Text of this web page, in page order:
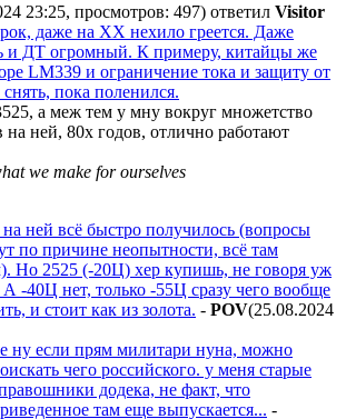
23:25, просмотров: 497) ответил Visitor
даже на ХХ нехило греется. Даже
и ДТ огромный. К примеру, китайцы же
LM339 и ограничение тока и защиту от
пока поленился.
а меж тем у мну вокруг множетство
ней, 80х годов, отлично работают
we make for ourselves
ней всё быстро получилось (вопросы
по причине неопытности, всё там
Но 2525 (-20Ц) хер купишь, не говоря уж
-40Ц нет, только -55Ц сразу чего вообще
и стоит как из золота. - POV(25.08.2024
ну если прям милитари нуна, можно
чего российского. у меня старые
додека, не факт, что
там еще выпускается... -